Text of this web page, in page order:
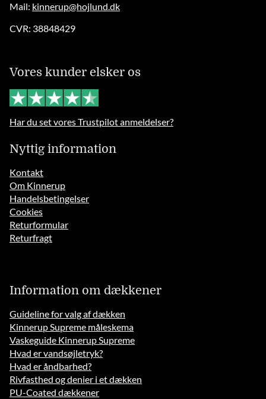
Mail: kinnerup@hojlund.dk
CVR: 38848429
Vores kunder elsker os
Har du set vores Trustpilot anmeldelser?
Nyttig information
Kontakt
Om Kinnerup
Handelsbetingelser
Cookies
Returformular
Returfragt
Information om dækkener
Guideline for valg af dækken
Kinnerup Supreme måleskema
Vaskeguide Kinnerup Supreme
Hvad er vandsøjletryk?
Hvad er åndbarhed?
Rivfasthed og denier i et dækken
PU-Coated dækkener